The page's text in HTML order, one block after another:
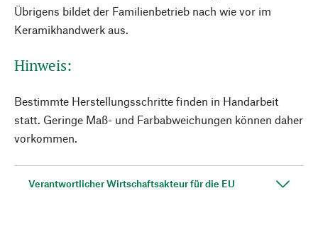
Übrigens bildet der Familienbetrieb nach wie vor im
Keramikhandwerk aus.
Hinweis:
Bestimmte Herstellungsschritte finden in Handarbeit
statt. Geringe Maß- und Farbabweichungen können daher
vorkommen.
Verantwortlicher Wirtschaftsakteur für die EU